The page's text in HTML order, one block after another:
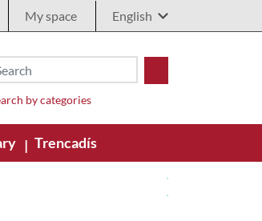
My space
by categories
| Trencadís